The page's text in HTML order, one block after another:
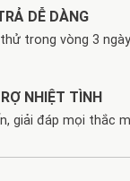
DỄ DÀNG
thử trong vòng 3 ngày
NHIỆT TÌNH
giải đáp mọi thắc